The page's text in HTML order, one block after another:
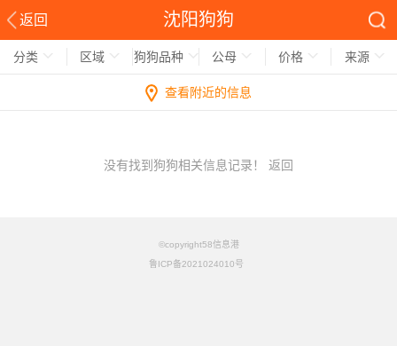
返回 沈阳狗狗
分类 区域 狗狗品种 公母 价格 来源
查看附近的信息
没有找到狗狗相关信息记录！ 返回
©copyright58信息港
鲁ICP备2021024010号